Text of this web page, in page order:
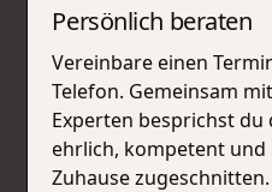
Persönlich beraten
Vereinbare einen
Telefon. Gemeinsam
Experten besprichst du
ehrlich, kompetent
Zuhause zugeschnitten.